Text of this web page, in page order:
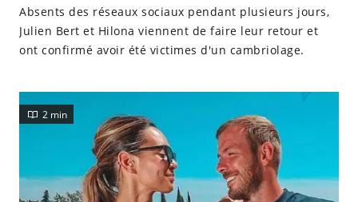
Absents des réseaux sociaux pendant plusieurs jours,
Julien Bert et Hilona viennent de faire leur retour et
ont confirmé avoir été victimes d'un cambriolage.
2 min